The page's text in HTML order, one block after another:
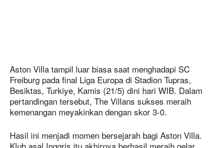
Aston Villa tampil luar biasa saat menghadapi SC
Freiburg pada final Liga Europa di Stadion Tupras,
Besiktas, Turkiye, Kamis (21/5) dini hari WIB. Dalam
pertandingan tersebut, The Villans sukses meraih
kemenangan meyakinkan dengan skor 3-0.
Hasil ini menjadi momen bersejarah bagi Aston Villa.